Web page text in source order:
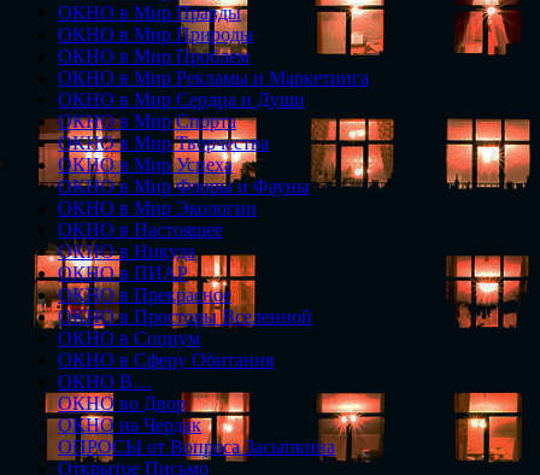
ОКНО в Мир Правды
ОКНО в Мир Природы
ОКНО в Мир Проблем
ОКНО в Мир Рекламы и Маркетинга
ОКНО в Мир Сердца и Души
ОКНО в Мир Спорта
ОКНО в Мир Творчества
ОКНО в Мир Успеха
ОКНО в Мир Флоры и Фауны
ОКНО в Мир Экологии
ОКНО в Настоящее
ОКНО в Никуда
ОКНО в ПИАР
ОКНО в Прекрасное
ОКНО в Просторы Вселенной
ОКНО в Социум
ОКНО в Сферу Обитания
ОКНО В…
ОКНО во Двор
ОКНО на Чердак
ОПРОСЫ от Вопроса Засыпкина
Открытое Письмо